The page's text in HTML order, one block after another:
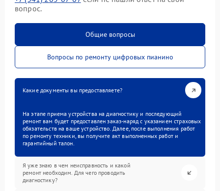
вопрос.
Общие вопросы
Вопросы по ремонту цифровых пианино
Какие документы вы предоставляете?
На этапе приема устройства на диагностику и последующий
ремонт вам будет предоставлен заказ-наряд с указанием страховых
обязательств на ваше устройство. Далее, после выполнения работ
по ремонту техники, вы получите акт выполненных работ и
гарантийный талон.
Я уже знаю в чем неисправность и какой
ремонт необходим. Для чего проводить
диагностику?